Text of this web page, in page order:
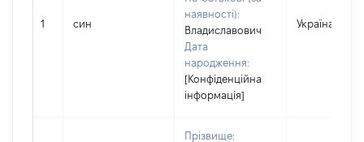
1 син
наявності):
Владиславович
Дата
народження:
[Конфіденційна
інформація]
Україна
Прізвище: